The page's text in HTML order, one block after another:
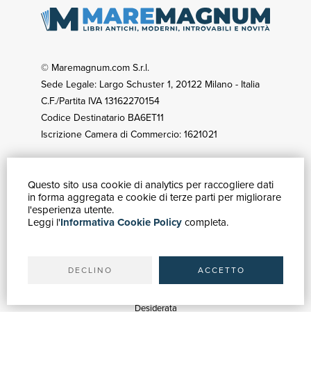
Questo sito usa cookie di analytics per raccogliere dati
in forma aggregata e cookie di terze parti per migliorare
l'esperienza utente.
Leggi l'Informativa Cookie Policycompleta.
DECLINO ACCETTO
© Maremagnum.com S.r.l.
Sede Legale: Largo Schuster 1, 20122 Milano - Italia
C.F./Partita IVA 13162270154
Codice Destinatario BA6ET11
Iscrizione Camera di Commercio: 1621021
GUIDA ACQUISTI
Catalogo
Ricerca avanzata
Spedizioni
Desiderata